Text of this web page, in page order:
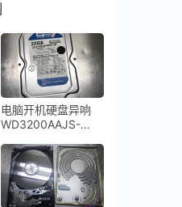
电脑开机硬盘异响
WD3200AAJS-
开盘数据恢复